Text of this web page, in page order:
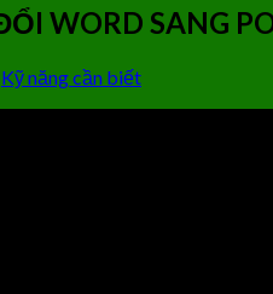
WORD SANG
Kỹ năng cần biết